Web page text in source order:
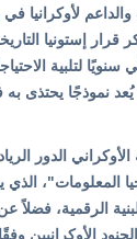
والداعم لأوكرانيا
سنويًا لتلبية
يُعد نموذجًا يحتذى
الدور
المعلومات"،
الرقمية،
الأوكرانيين